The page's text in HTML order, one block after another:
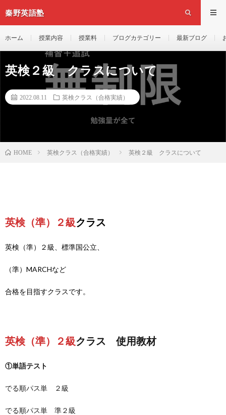
秦野英語塾
ホーム 授業内容 授業料 ブログカテゴリー 最新ブログ
英検２級 クラスについて
2022.08.11 英検クラス（合格実績）
HOME 英検クラス（合格実績） 英検２級 クラスについて
英検（準）２級クラス
英検（準）２級、標準国公立、
（準）MARCHなど
合格を目指すクラスです。
英検（準）２級クラス 使用教材
①単語テスト
でる順パス単 ２級
でる順パス単 準２級